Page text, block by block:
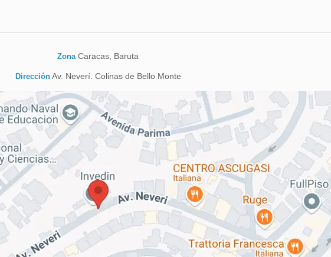
Zona Caracas, Baruta
DirecciónAv. Neverí. Colinas de Bello Monte